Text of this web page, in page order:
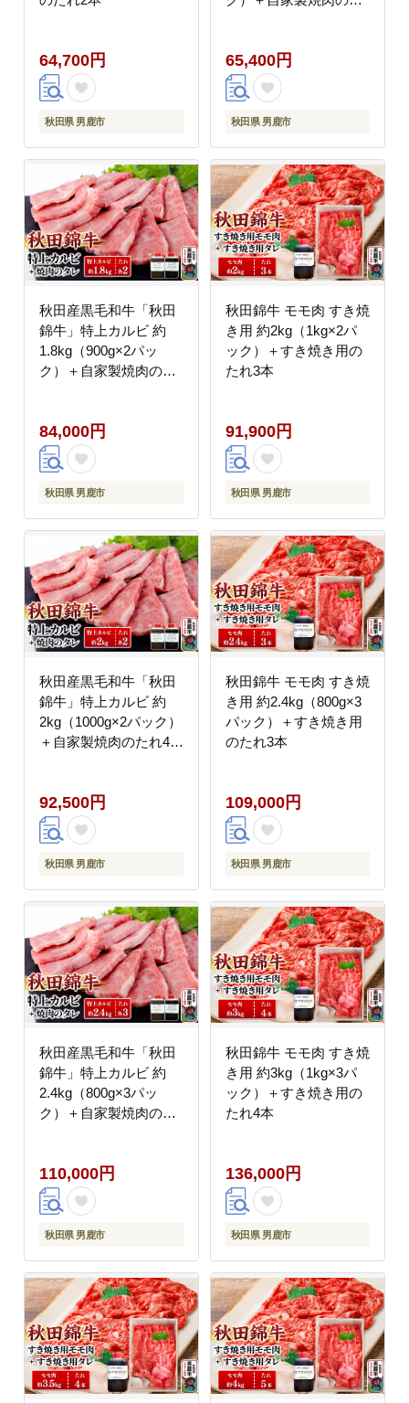
64,700円
秋田県 男鹿市
65,400円
秋田県 男鹿市
秋田産黒毛和牛「秋田
錦牛」特上カルビ 約
1.8kg（900g×2パッ
ク）＋自家製焼肉のた
84,000円
秋田県 男鹿市
秋田錦牛 モモ肉 すき焼
き用 約2kg（1kg×2パ
ック）＋すき焼き用の
たれ3本
91,900円
秋田県 男鹿市
秋田産黒毛和牛「秋田
錦牛」特上カルビ 約
2kg（1000g×2パック）
＋自家製焼肉のたれ4本
92,500円
秋田県 男鹿市
秋田錦牛 モモ肉 すき焼
き用 約2.4kg（800g×3
パック）＋すき焼き用
のたれ3本
109,000円
秋田県 男鹿市
秋田産黒毛和牛「秋田
錦牛」特上カルビ 約
2.4kg（800g×3パッ
ク）＋自家製焼肉のた
110,000円
秋田県 男鹿市
秋田錦牛 モモ肉 すき焼
き用 約3kg（1kg×3パ
ック）＋すき焼き用の
たれ4本
136,000円
秋田県 男鹿市